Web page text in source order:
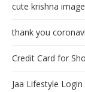
cute krishna
thank you
Credit Card for
Jaa Lifestyle Login